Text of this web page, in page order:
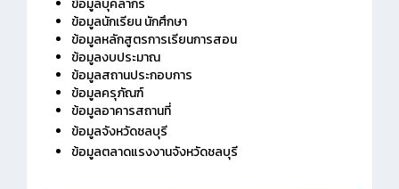
ประวัติวิทยาลัย
ข้อมูลบุคลากร
ข้อมูลนักเรียน นักศึกษา
ข้อมูลหลักสูตรการเรียนการสอน
ข้อมูลงบประมาณ
ข้อมูลสถานประกอบการ
ข้อมูลครุภัณฑ์
ข้อมูลอาคารสถานที่
ข้อมูลจังหวัดชลบุรี